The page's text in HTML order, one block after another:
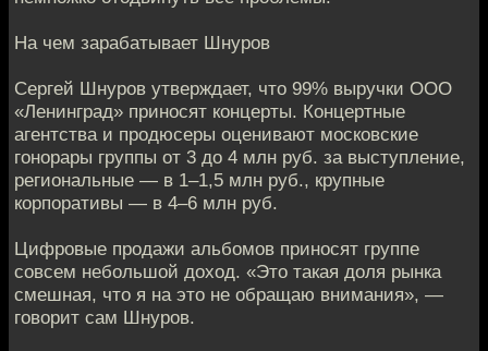
На чем зарабатывает Шнуров
Сергей Шнуров утверждает, что 99% выручки ООО
«Ленинград» приносят концерты. Концертные
агентства и продюсеры оценивают московские
гонорары группы от 3 до 4 млн руб. за выступление,
региональные — в 1–1,5 млн руб., крупные
корпоративы — в 4–6 млн руб.
Цифровые продажи альбомов приносят группе
совсем небольшой доход. «Это такая доля рынка
смешная, что я на это не обращаю внимания», —
говорит сам Шнуров.